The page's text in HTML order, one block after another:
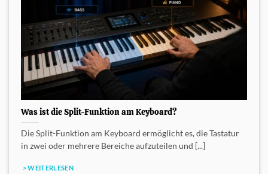
Was ist die Split-Funktion am Keyboard?
Die Split-Funktion am Keyboard ermöglicht es, die Tastatur
in zwei oder mehrere Bereiche aufzuteilen und [...]
> WEITERLESEN